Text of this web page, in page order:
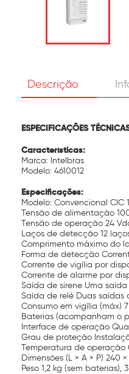
Descrição
ESPECIFICAÇÕES
Características:
Marca: Intelbras
Modelo: 4610012
Especificações:
Modelo: Convencional CIC
Tensão de alimentação
Tensão de operação 24
Laços de detecção 12
Comprimento máximo do
Forma de detecção
Corrente de vigília por
Corrente de alarme por
Saída de sirene Uma saída
Saída de relé Duas saídas
Consumo em vigília (máx)
Baterias (acompanham o
Interface de operação
Grau de proteção
Temperatura de operação
Dimensões (L × A × P) 240
Peso 1,2 kg (sem baterias),